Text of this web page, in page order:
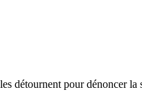
détournent pour dénoncer la